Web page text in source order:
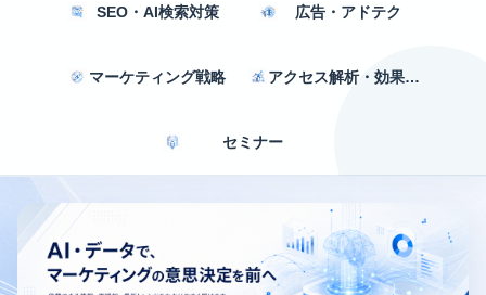
SEO・AI検索対策 広告・アドテク
マーケティング戦略 アクセス解析・効果測定
セミナー